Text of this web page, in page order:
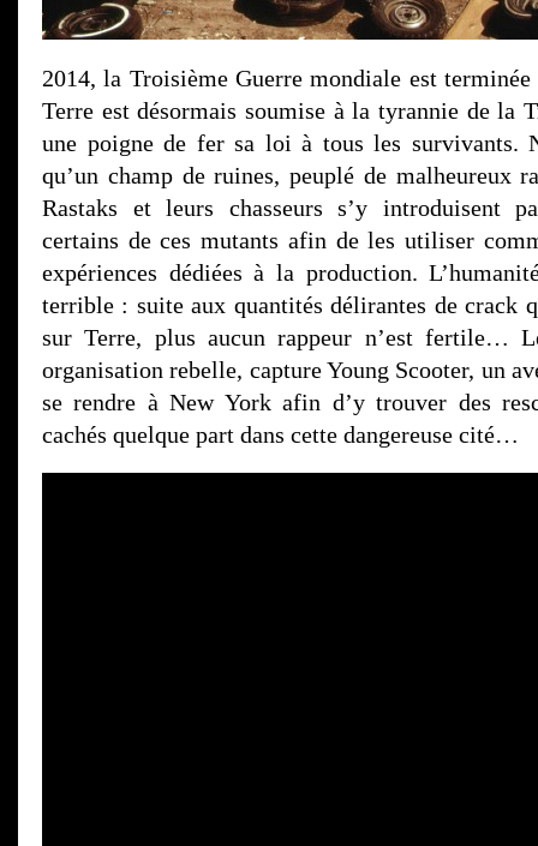
2014, la Troisième Guerre mondiale est
Terre est désormais soumise à la tyrannie de la
une poigne de fer sa loi à tous les survivants.
qu’un champ de ruines, peuplé de malheureux
Rastaks et leurs chasseurs s’y introduisent
certains de ces mutants afin de les utiliser
expériences dédiées à la production.
terrible : suite aux quantités délirantes de crack
sur Terre, plus aucun rappeur n’est fertile…
organisation rebelle, capture Young Scooter, un
se rendre à New York afin d’y trouver des
cachés quelque part dans cette dangereuse cité…